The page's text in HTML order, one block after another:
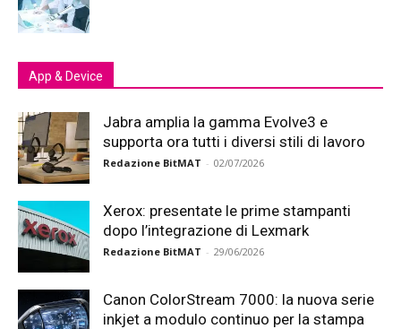
App & Device
Jabra amplia la gamma Evolve3 e
supporta ora tutti i diversi stili di lavoro
Redazione BitMAT - 02/07/2026
Xerox: presentate le prime stampanti
dopo l’integrazione di Lexmark
Redazione BitMAT - 29/06/2026
Canon ColorStream 7000: la nuova serie
inkjet a modulo continuo per la stampa